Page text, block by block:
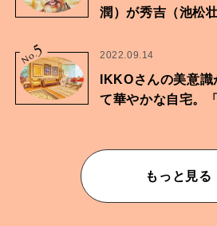
潤）が秀吉（池松
No.
5 2022.09.14
IKKOさんの美意
て華やかな自宅。
もっと見る